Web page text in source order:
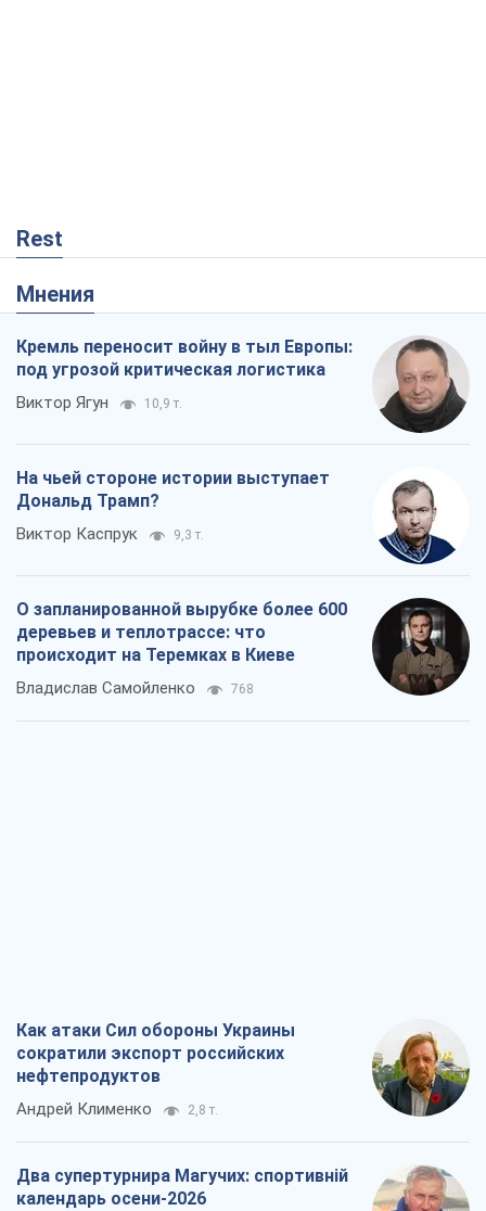
Rest
Мнения
Кремль переносит войну в тыл Европы:
под угрозой критическая логистика
Виктор Ягун 10,9 т.
На чьей стороне истории выступает
Дональд Трамп?
Виктор Каспрук 9,3 т.
О запланированной вырубке более 600
деревьев и теплотрассе: что
происходит на Теремках в Киеве
Владислав Самойленко 768
Как атаки Сил обороны Украины
сократили экспорт российских
нефтепродуктов
Андрей Клименко 2,8 т.
Два супертурнира Магучих: спортивній
календарь осени-2026